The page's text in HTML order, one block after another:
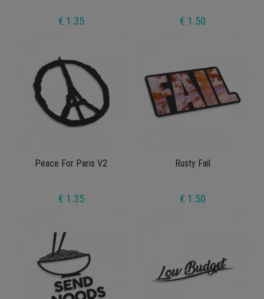
€ 1.35 € 1.50
Peace For Paris V2
€ 1.35
Rusty Fail
€ 1.50